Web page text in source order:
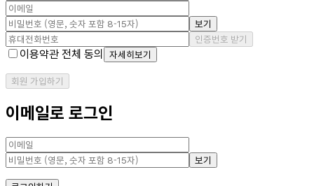
보기
인증번호 받기
이용약관 전체 동의 자세히보기
회원 가입하기
이메일로 로그인
보기